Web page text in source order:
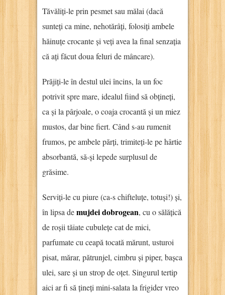
Tăvăliți-le prin pesmet sau mălai (dacă
sunteți ca mine, nehotărâți, folosiți ambele
hăinuțe crocante și veți avea la final senzația
că ați făcut doua feluri de mâncare).
Prăjiți-le în destul ulei încins, la un foc
potrivit spre mare, idealul fiind să obțineți,
ca și la pârjoale, o coaja crocantă și un miez
mustos, dar bine fiert. Când s-au rumenit
frumos, pe ambele părți, trimiteți-le pe hârtie
absorbantă, să-și lepede surplusul de
grăsime.
Serviți-le cu piure (ca-s chifteluțe, totuși!) și,
în lipsa demujdei dobrogean, cu o sălățică
de roșii tăiate cubulețe cat de mici,
parfumate cu ceapă tocată mărunt, usturoi
pisat, mărar, pătrunjel, cimbru și piper, bașca
ulei, sare și un strop de oțet. Singurul tertip
aici ar fi să țineți mini-salata la frigider vreo